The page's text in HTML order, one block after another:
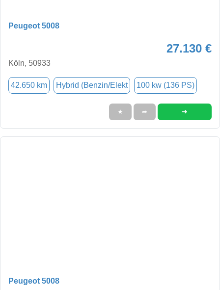
Peugeot 5008
27.130 €
Köln, 50933
42.650 km Hybrid (Benzin/Elekt 100 kw (136 PS)
★ ➦ ➜
Peugeot 5008